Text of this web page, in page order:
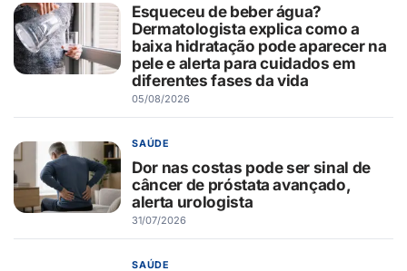
Esqueceu de beber água?
Dermatologista explica como a
baixa hidratação pode aparecer na
pele e alerta para cuidados em
diferentes fases da vida
05/08/2026
SAÚDE
Dor nas costas pode ser sinal de
câncer de próstata avançado,
alerta urologista
31/07/2026
SAÚDE